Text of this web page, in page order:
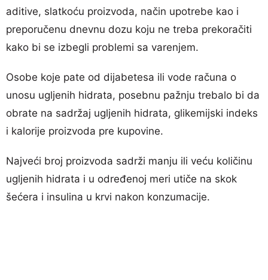
aditive, slatkoću proizvoda, način upotrebe kao i
preporučenu dnevnu dozu koju ne treba prekoračiti
kako bi se izbegli problemi sa varenjem.
Osobe koje pate od dijabetesa ili vode računa o
unosu ugljenih hidrata, posebnu pažnju trebalo bi da
obrate na sadržaj ugljenih hidrata, glikemijski indeks
i kalorije proizvoda pre kupovine.
Najveći broj proizvoda sadrži manju ili veću količinu
ugljenih hidrata i u određenoj meri utiče na skok
šećera i insulina u krvi nakon konzumacije.